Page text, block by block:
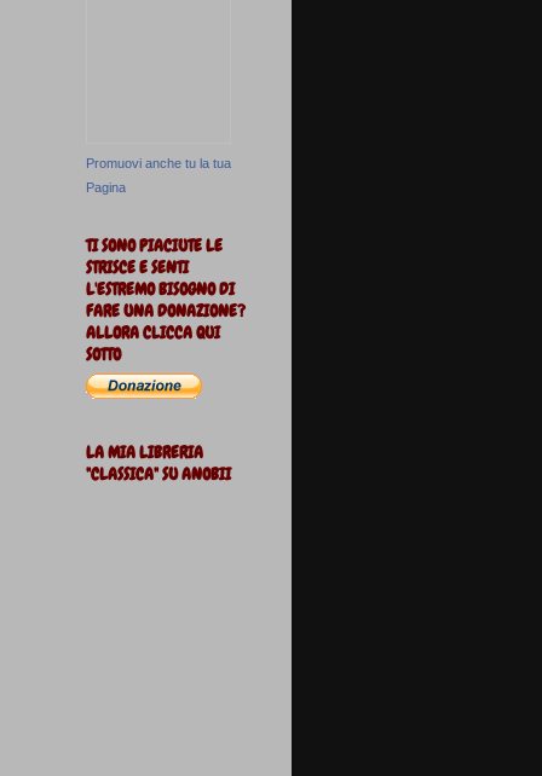
Promuovi anche tu la tua
Pagina
TI SONO PIACIUTE LE
STRISCE E SENTI
L'ESTREMO BISOGNO DI
FARE UNA DONAZIONE?
ALLORA CLICCA QUI
SOTTO
LA MIA LIBRERIA
"CLASSICA" SU ANOBII